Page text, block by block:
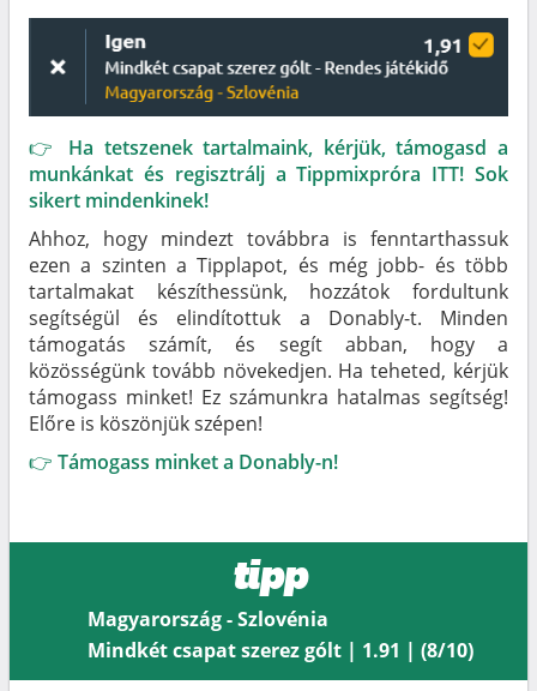
👉 Ha tetszenek tartalmaink, kérjük, támogasd a
munkánkat és regisztrálj a Tippmixpróra ITT! Sok
sikert mindenkinek!
Ahhoz, hogy mindezt továbbra is fenntarthassuk
ezen a szinten a Tipplapot, és még jobb- és több
tartalmakat készíthessünk, hozzátok fordultunk
segítségül és elindítottuk a Donably-t. Minden
támogatás számít, és segít abban, hogy a
közösségünk tovább növekedjen. Ha teheted, kérjük
támogass minket! Ez számunkra hatalmas segítség!
Előre is köszönjük szépen!
👉 Támogass minket a Donably-n!
tipp
Magyarország - Szlovénia
Mindkét csapat szerez gólt | 1.91 | (8/10)